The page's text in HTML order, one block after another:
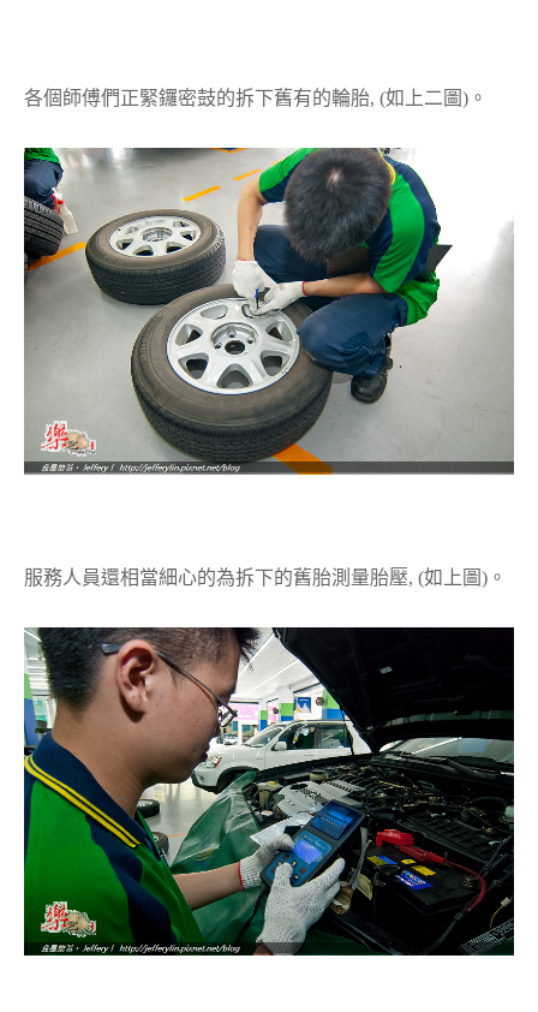
各個師傅們正緊鑼密鼓的拆下舊有的輪胎, (如上二圖)。
服務人員還相當細心的為拆下的舊胎測量胎壓, (如上圖)。